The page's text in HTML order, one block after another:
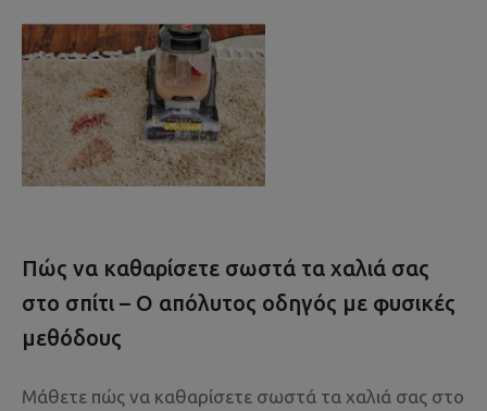
Πώς να καθαρίσετε σωστά τα χαλιά σας
στο σπίτι – Ο απόλυτος οδηγός με φυσικές
μεθόδους
Μάθετε πώς να καθαρίσετε σωστά τα χαλιά σας στο